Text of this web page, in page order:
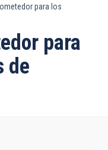
para los
para
de